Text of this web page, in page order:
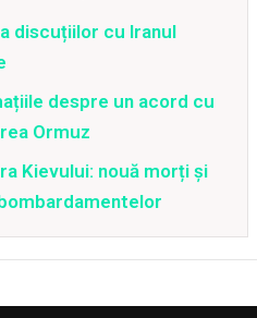
discuțiilor cu Iranul
despre un acord cu
Ormuz
Kievului: nouă morți și